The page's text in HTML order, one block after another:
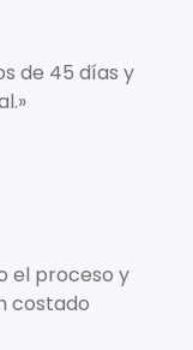
de 45 días y
el proceso y
costado